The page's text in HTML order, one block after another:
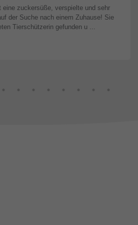
zuckersüße, verspielte und sehr
der Suche nach einem Zuhause! Sie
Tierschützerin gefunden u ...